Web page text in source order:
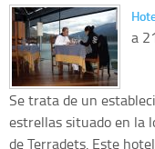
a
Se trata de un
estrellas situado en la
de Terradets. Este